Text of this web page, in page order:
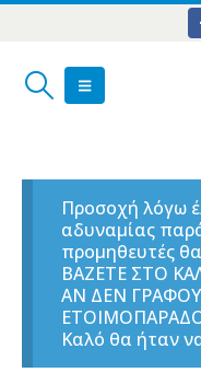
Προσοχή λόγω
αδυναμίας
προμηθευτές
ΒΑΖΕΤΕ ΣΤΟ
ΑΝ ΔΕΝ
Καλό θα ήταν